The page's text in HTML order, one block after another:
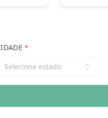
*
Selecione estado